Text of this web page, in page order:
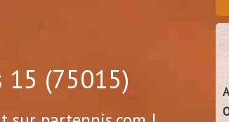
15 (75015)